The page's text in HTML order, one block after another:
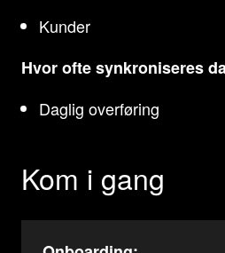
Kunder
Hvor ofte synkroniseres
Daglig overføring
Kom i gang